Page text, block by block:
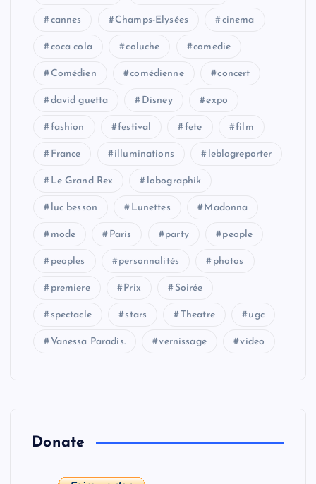
cannes Champs-Elysées cinema
coca cola coluche comedie
Comédien comédienne concert
david guetta Disney expo
fashion festival fete film
France illuminations leblogreporter
Le Grand Rex lobographik
luc besson Lunettes Madonna
mode Paris party people
peoples personnalités photos
premiere Prix Soirée
spectacle stars Theatre ugc
Vanessa Paradis. vernissage video
Donate